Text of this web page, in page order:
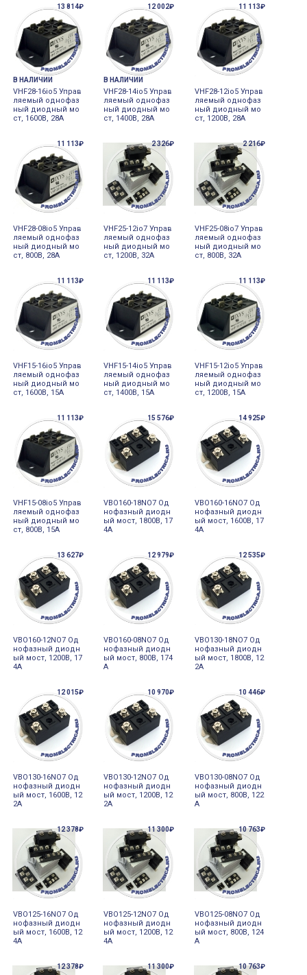
13 814₽
В НАЛИЧИИ
VHF28-16io5 Управ
ляемый однофаз
ный диодный мо
ст, 1600В, 28А
12 002₽
В НАЛИЧИИ
VHF28-14io5 Управ
ляемый однофаз
ный диодный мо
ст, 1400В, 28А
11 113₽
VHF28-12io5 Управ
ляемый однофаз
ный диодный мо
ст, 1200В, 28А
11 113₽
VHF28-08io5 Управ
ляемый однофаз
ный диодный мо
ст, 800В, 28А
2 326₽
VHF25-12io7 Управ
ляемый однофаз
ный диодный мо
ст, 1200В, 32А
2 216₽
VHF25-08io7 Управ
ляемый однофаз
ный диодный мо
ст, 800В, 32А
11 113₽
VHF15-16io5 Управ
ляемый однофаз
ный диодный мо
ст, 1600В, 15А
11 113₽
VHF15-14io5 Управ
ляемый однофаз
ный диодный мо
ст, 1400В, 15А
11 113₽
VHF15-12io5 Управ
ляемый однофаз
ный диодный мо
ст, 1200В, 15А
11 113₽
VHF15-08io5 Управ
ляемый однофаз
ный диодный мо
ст, 800В, 15А
15 576₽
VBO160-18NO7 Од
нофазный диодн
ый мост, 1800В, 17
4А
14 925₽
VBO160-16NO7 Од
нофазный диодн
ый мост, 1600В, 17
4А
13 627₽
VBO160-12NO7 Од
нофазный диодн
ый мост, 1200В, 17
4А
12 979₽
VBO160-08NO7 Од
нофазный диодн
ый мост, 800В, 174
А
12 535₽
VBO130-18NO7 Од
нофазный диодн
ый мост, 1800В, 12
2А
12 015₽
VBO130-16NO7 Од
нофазный диодн
ый мост, 1600В, 12
2А
10 970₽
VBO130-12NO7 Од
нофазный диодн
ый мост, 1200В, 12
2А
10 446₽
VBO130-08NO7 Од
нофазный диодн
ый мост, 800В, 122
А
12 378₽
VBO125-16NO7 Од
нофазный диодн
ый мост, 1600В, 12
4А
11 300₽
VBO125-12NO7 Од
нофазный диодн
ый мост, 1200В, 12
4А
10 763₽
VBO125-08NO7 Од
нофазный диодн
ый мост, 800В, 124
А
12 378₽ 11 300₽ 10 763₽